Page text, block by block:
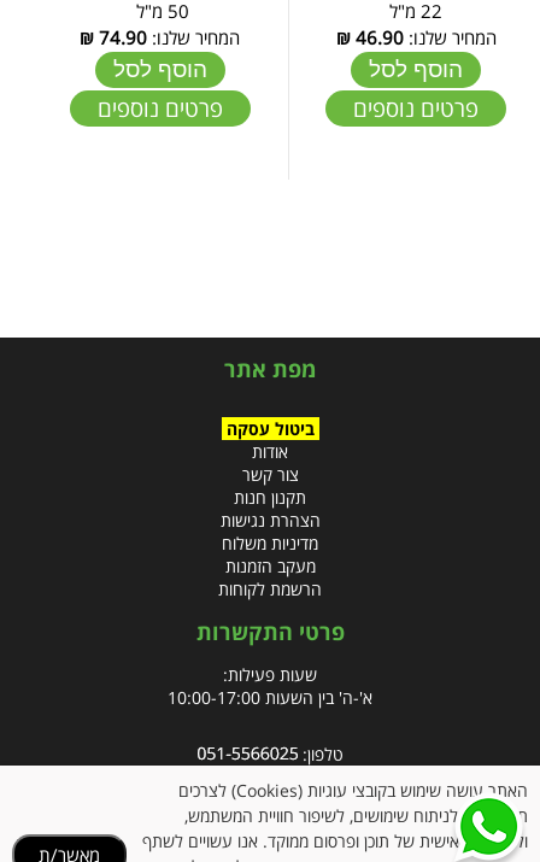
22 מ"ל
המחיר שלנו:46.90
₪
הוסף לסל
פרטים נוספים
50 מ"ל
המחיר שלנו: 74.90
₪
הוסף לסל
פרטים נוספים
מפת אתר
ביטול עסקה
אודות
צור קשר
תקנון חנות
הצהרת נגישות
מדיניות משלוח
מעקב הזמנות
הרשמת לקוחות
פרטי התקשרות
שעות פעילות:
א'-ה' בין השעות 10:00-17:00
טלפון:
אימייל:info@clubpharm.co.il
האתר עושה שימוש בקובצי עוגיות (Cookies) לצרכים
תפעוליים, לניתוח שימושים, לשיפור חוויית המשתמש,
ולהתאמה אישית של תוכן ופרסום ממוקד. אנו עשויים לשתף
מאשר/ת